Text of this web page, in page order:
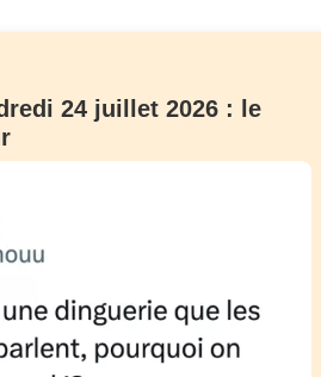
24 juillet 2026 : le